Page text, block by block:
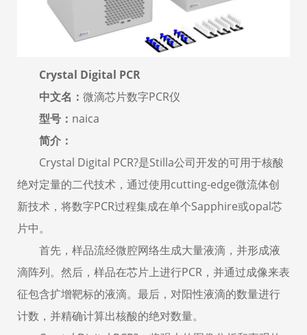
Crystal Digital PCR
中文名： 微滴芯片数字PCR仪
型号： naica
简介：
Crystal Digital PCR?是Stilla公司开发的可用于核酸
绝对定量的二代技术，通过使用cutting-edge微流体创
新技术，将数字PCR过程集成在单个Sapphire或opal芯
片中。
首先，样品流经微腔网络生成大量液滴，并形成液
滴阵列。然后，样品在芯片上进行PCR，并通过成像来表
征包含扩增靶标的液滴。最后，对阳性液滴的数量进行
计数，并精确计算出核酸的绝对数量。